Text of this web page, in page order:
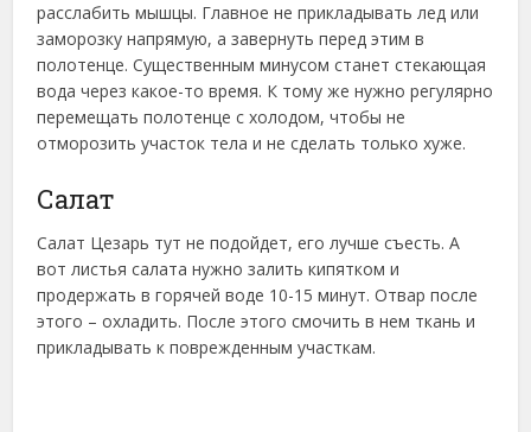
расслабить мышцы. Главное не прикладывать лед или
заморозку напрямую, а завернуть перед этим в
полотенце. Существенным минусом станет стекающая
вода через какое-то время. К тому же нужно регулярно
перемещать полотенце с холодом, чтобы не
отморозить участок тела и не сделать только хуже.
Салат
Салат Цезарь тут не подойдет, его лучше съесть. А
вот листья салата нужно залить кипятком и
продержать в горячей воде 10-15 минут. Отвар после
этого – охладить. После этого смочить в нем ткань и
прикладывать к поврежденным участкам.